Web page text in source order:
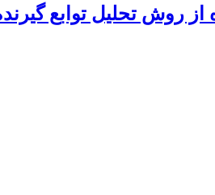
روش تحلیل توابع